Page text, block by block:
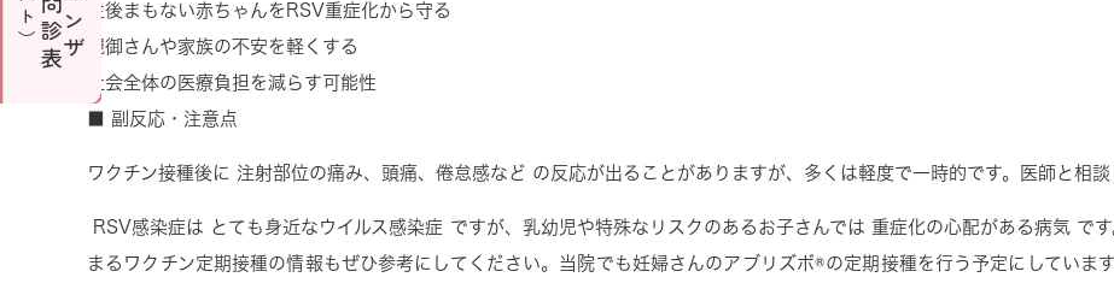
生後まもない赤ちゃんを RSV重症化から守る
親御さんや家族の不安を軽くする
社会全体の医療負担を減らす可能性
副反応・注意点
ワクチン接種後に 注射部位の痛み、頭痛、倦怠感など の反応が出ることがありますが、多くは軽度で一時的です。医師と相
RSV感染症は とても身近なウイルス感染症 ですが、乳幼児や特殊なリスクのあるお子さんでは 重症化の心配がある病気 で
まるワクチン定期接種の情報もぜひ参考にしてください。当院でも妊婦さんのアブリズボ®の定期接種を行う予定にしていま